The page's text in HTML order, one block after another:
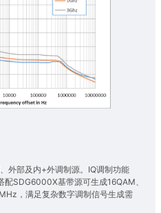
外部及内+外调制源。IQ调制功能
配SDG6000X基带源可生成16QAM、
，满足复杂数字调制信号生成需